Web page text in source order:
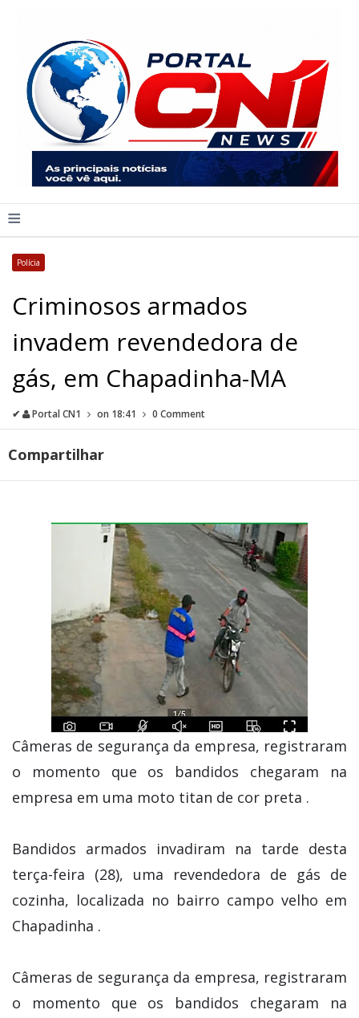
≡
Polícia
Criminosos armados
invadem revendedora de
gás, em Chapadinha-MA
✔ Portal CN1 on 18:41 0 Comment
Compartilhar
Câmeras de segurança da empresa, registraram
o momento que os bandidos chegaram na
empresa em uma moto titan de cor preta .
Bandidos armados invadiram na tarde desta
terça-feira (28), uma revendedora de gás de
cozinha, localizada no bairro campo velho em
Chapadinha .
Câmeras de segurança da empresa, registraram
o momento que os bandidos chegaram na